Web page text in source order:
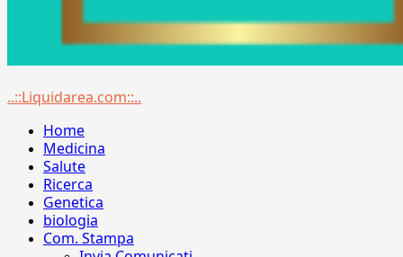
Menu
..::Liquidarea.com::..
Home
Medicina
Salute
Ricerca
Genetica
biologia
Com. Stampa